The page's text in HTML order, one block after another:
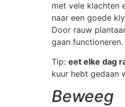
met vele klachten
naar een goede
Door rauw
gaan functioneren.
Tip: eet elke dag
kuur hebt gedaan
Beweeg